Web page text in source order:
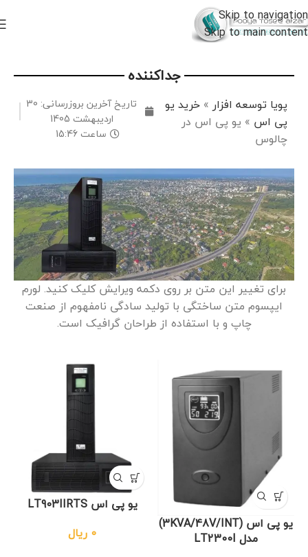
Skip to navigation
Skip to main content
جداکننده
پویا توسعه افزار » خرید یو
پی اس » یو پی اس در
چالوس
تاریخ آخرین بروزرسانی: 30
اردیبهشت 1405
ساعت 15:46
برای تغییر این متن بر روی دکمه ویرایش کلیک کنید. لورم
ایپسوم متن ساختگی با تولید سادگی نامفهوم از صنعت
چاپ و با استفاده از طراحان گرافیک است.
یو پی اس (3KVA/48V/INT)
مدل LT2300I
یو پی اس LT903IIRTS
0 ریال